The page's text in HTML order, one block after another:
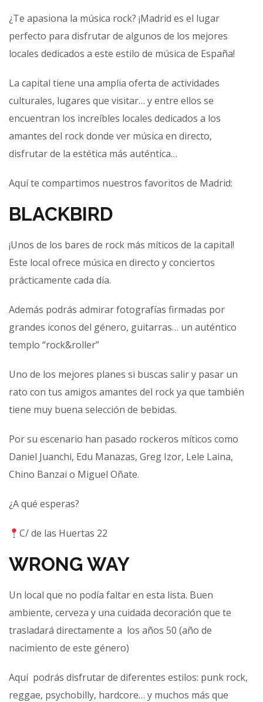
¿Te apasiona la música rock? ¡Madrid es el lugar
perfecto para disfrutar de algunos de los mejores
locales dedicados a este estilo de música de España!
La capital tiene una amplia oferta de actividades
culturales, lugares que visitar… y entre ellos se
encuentran los increíbles locales dedicados a los
amantes del rock donde ver música en directo,
disfrutar de la estética más auténtica…
Aquí te compartimos nuestros favoritos de Madrid:
BLACKBIRD
¡Unos de los bares de rock más míticos de la capital!
Este local ofrece música en directo y conciertos
prácticamente cada día.
Además podrás admirar fotografías firmadas por
grandes iconos del género, guitarras… un auténtico
templo “rock&roller”
Uno de los mejores planes si buscas salir y pasar un
rato con tus amigos amantes del rock ya que también
tiene muy buena selección de bebidas.
Por su escenario han pasado rockeros míticos como
Daniel Juanchi, Edu Manazas, Greg Izor, Lele Laina,
Chino Banzai o Miguel Oñate.
¿A qué esperas?
C/ de las Huertas 22
WRONG WAY
Un local que no podía faltar en esta lista. Buen
ambiente, cerveza y una cuidada decoración que te
trasladará directamente a los años 50 (año de
nacimiento de este género)
Aquí podrás disfrutar de diferentes estilos: punk rock,
reggae, psychobilly, hardcore… y muchos más que